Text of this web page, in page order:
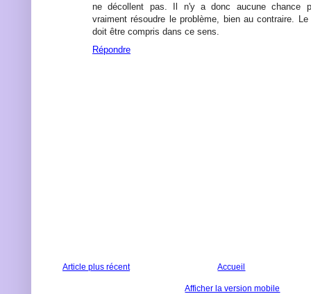
ne décollent pas. Il n'y a donc aucune chance
vraiment résoudre le problème, bien au contraire.
doit être compris dans ce sens.
Répondre
Article plus récent Accueil
Afficher la version mobile